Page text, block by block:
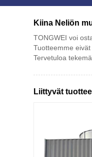
Kiina Neliön
TONGWEI voi
Tuotteemme
Tervetuloa
Liittyvät